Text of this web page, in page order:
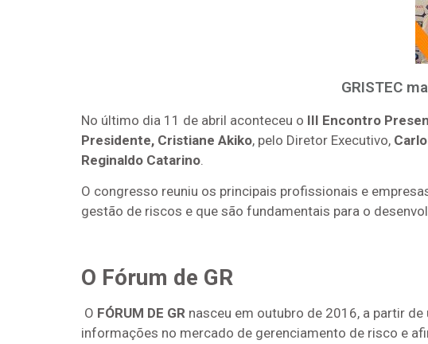
GRISTEC
No último dia 11 de abril aconteceu o III Encontro
Presidente, Cristiane Akiko, pelo Diretor Executivo,
Reginaldo Catarino.
O congresso reuniu os principais profissionais e
gestão de riscos e que são fundamentais para o
O Fórum de GR
O FÓRUM DE GR nasceu em outubro de 2016, a partir
informações no mercado de gerenciamento de risco e